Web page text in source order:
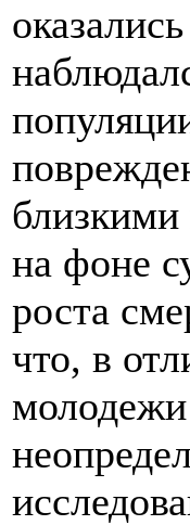
на фоне
роста
что, в
молодежи